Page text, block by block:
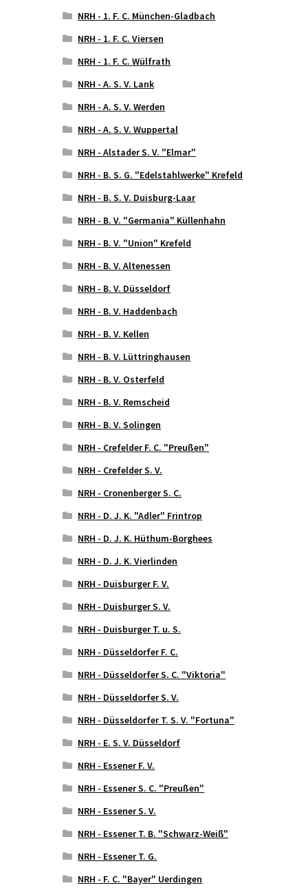
NRH - 1. F. C. München-Gladbach
NRH - 1. F. C. Viersen
NRH - 1. F. C. Wülfrath
NRH - A. S. V. Lank
NRH - A. S. V. Werden
NRH - A. S. V. Wuppertal
NRH - Alstader S. V. "Elmar"
NRH - B. S. G. "Edelstahlwerke" Krefeld
NRH - B. S. V. Duisburg-Laar
NRH - B. V. "Germania" Küllenhahn
NRH - B. V. "Union" Krefeld
NRH - B. V. Altenessen
NRH - B. V. Düsseldorf
NRH - B. V. Haddenbach
NRH - B. V. Kellen
NRH - B. V. Lüttringhausen
NRH - B. V. Osterfeld
NRH - B. V. Remscheid
NRH - B. V. Solingen
NRH - Crefelder F. C. "Preußen"
NRH - Crefelder S. V.
NRH - Cronenberger S. C.
NRH - D. J. K. "Adler" Frintrop
NRH - D. J. K. Hüthum-Borghees
NRH - D. J. K. Vierlinden
NRH - Duisburger F. V.
NRH - Duisburger S. V.
NRH - Duisburger T. u. S.
NRH - Düsseldorfer F. C.
NRH - Düsseldorfer S. C. "Viktoria"
NRH - Düsseldorfer S. V.
NRH - Düsseldorfer T. S. V. "Fortuna"
NRH - E. S. V. Düsseldorf
NRH - Essener F. V.
NRH - Essener S. C. "Preußen"
NRH - Essener S. V.
NRH - Essener T. B. "Schwarz-Weiß"
NRH - Essener T. G.
NRH - F. C. "Bayer" Uerdingen